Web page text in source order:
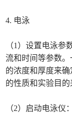
4. 电泳
（1）设置电泳
流和时间等参数
的浓度和厚度来
的性质和实验目的
（2）启动电泳